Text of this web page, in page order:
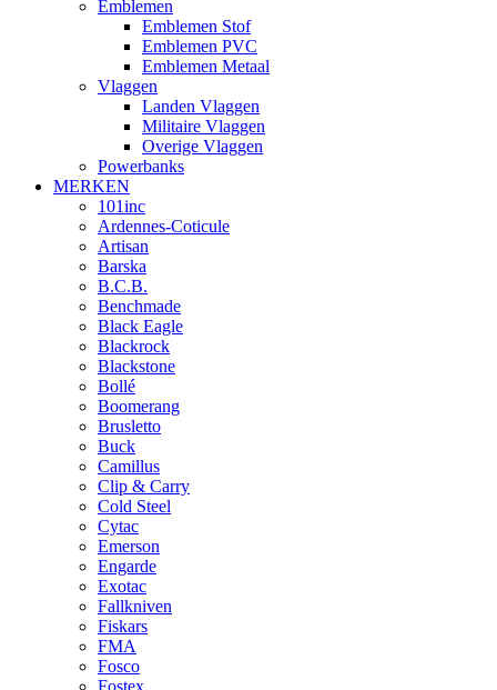
Emblemen
Emblemen Stof
Emblemen PVC
Emblemen Metaal
Vlaggen
Landen Vlaggen
Militaire Vlaggen
Overige Vlaggen
Powerbanks
MERKEN
101inc
Ardennes-Coticule
Artisan
Barska
B.C.B.
Benchmade
Black Eagle
Blackrock
Blackstone
Bollé
Boomerang
Brusletto
Buck
Camillus
Clip & Carry
Cold Steel
Cytac
Emerson
Engarde
Exotac
Fallkniven
Fiskars
FMA
Fosco
Fostex